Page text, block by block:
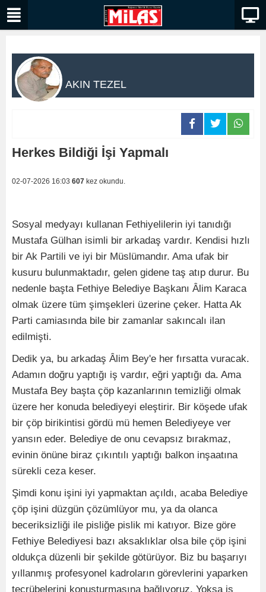
AKIN TEZEL
Herkes Bildiği İşi Yapmalı
02-07-2026 16:03 607 kez okundu.
Sosyal medyayı kullanan Fethiyelilerin iyi tanıdığı
Mustafa Gülhan isimli bir arkadaş vardır. Kendisi hızlı
bir Ak Partili ve iyi bir Müslümandır. Ama ufak bir
kusuru bulunmaktadır, gelen gidene taş atıp durur. Bu
nedenle başta Fethiye Belediye Başkanı Âlim Karaca
olmak üzere tüm şimşekleri üzerine çeker. Hatta Ak
Parti camiasında bile bir zamanlar sakıncalı ilan
edilmişti.
Dedik ya, bu arkadaş Âlim Bey'e her fırsatta vuracak.
Adamın doğru yaptığı iş vardır, eğri yaptığı da. Ama
Mustafa Bey başta çöp kazanlarının temizliği olmak
üzere her konuda belediyeyi eleştirir. Bir köşede ufak
bir çöp birikintisi gördü mü hemen Belediyeye ver
yansın eder. Belediye de onu cevapsız bırakmaz,
evinin önüne biraz çıkıntılı yaptığı balkon inşaatına
sürekli ceza keser.
Şimdi konu işini iyi yapmaktan açıldı, acaba Belediye
çöp işini düzgün çözümlüyor mu, ya da olanca
beceriksizliği ile pisliğe pislik mi katıyor. Bize göre
Fethiye Belediyesi bazı aksaklıklar olsa bile çöp işini
oldukça düzenli bir şekilde götürüyor. Biz bu başarıyı
yıllanmış profesyonel kadroların görevlerini yaparken
tecrübelerini konuşturmasına bağlıyoruz. Yoksa iş